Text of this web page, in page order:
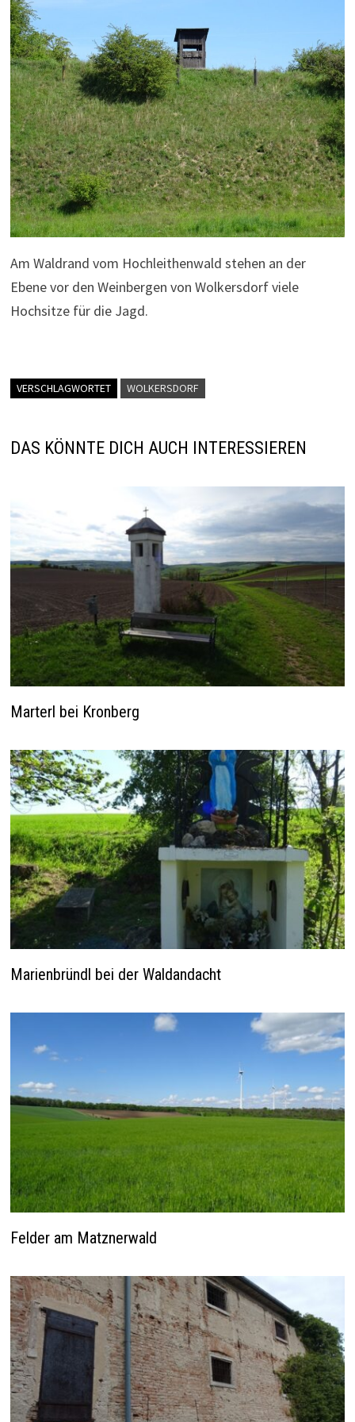
Am Waldrand vom Hochleithenwald stehen an der
Ebene vor den Weinbergen von Wolkersdorf viele
Hochsitze für die Jagd.
VERSCHLAGWORTET WOLKERSDORF
DAS KÖNNTE DICH AUCH INTERESSIEREN
Marterl bei Kronberg
Marienbründl bei der Waldandacht
Felder am Matznerwald